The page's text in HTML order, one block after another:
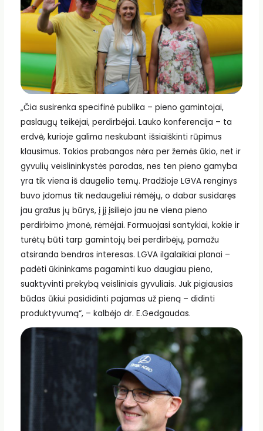
„Čia susirenka specifinė publika – pieno gamintojai,
paslaugų teikėjai, perdirbėjai. Lauko konferencija – ta
erdvė, kurioje galima neskubant išsiaiškinti rūpimus
klausimus. Tokios prabangos nėra per žemės ūkio, net ir
gyvulių veislininkystės parodas, nes ten pieno gamyba
yra tik viena iš daugelio temų. Pradžioje LGVA renginys
buvo įdomus tik nedaugeliui rėmėjų, o dabar susidaręs
jau gražus jų būrys, į jį įsiliejo jau ne viena pieno
perdirbimo įmonė, rėmėjai. Formuojasi santykiai, kokie ir
turėtų būti tarp gamintojų bei perdirbėjų, pamažu
atsiranda bendras interesas. LGVA ilgalaikiai planai –
padėti ūkininkams pagaminti kuo daugiau pieno,
suaktyvinti prekybą veisliniais gyvuliais. Juk pigiausias
būdas ūkiui pasididinti pajamas už pieną – didinti
produktyvumą“, – kalbėjo dr. E.Gedgaudas.